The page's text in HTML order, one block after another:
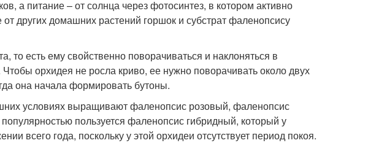
а питание – от солнца через фотосинтез, в котором активно
других домашних растений горшок и субстрат фаленопсису
то есть ему свойственно поворачиваться и наклоняться в
орхидея не росла криво, ее нужно поворачивать около двух
она начала формировать бутоны.
условиях выращивают фаленопсис розовый, фаленопсис
пользуется фаленопсис гибридный, который у
всего года, поскольку у этой орхидеи отсутствует период покоя.